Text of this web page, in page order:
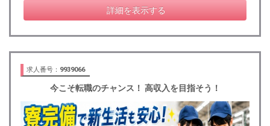
詳細を表示する
求人番号： 9939066
今こそ転職のチャンス！ 高収入を目指そう！